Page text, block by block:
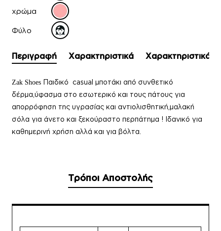
χρώμα
Φύλο
Περιγραφή Χαρακτηριστικά Χαρακτηριστικά
Zak Shoes Παιδικό casual μποτάκι από συνθετικό
δέρμα,ύφασμα στο εσωτερικό και τους πάτους για
απορρόφηση της υγρασίας και αντιολισθητική,μαλακή
σόλα για άνετο και ξεκούραστο περπάτημα !
Ιδανικό για
καθημερινή χρήση αλλά και για βόλτα.
Τρόποι Αποστολής